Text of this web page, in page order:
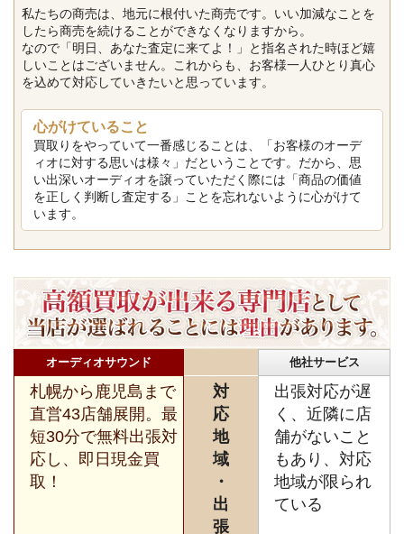
私たちの商売は、地元に根付いた商売です。いい加減なことを
したら商売を続けることができなくなりますから。
なので「明日、あなた査定に来てよ！」と指名された時ほど嬉
しいことはございません。これからも、お客様一人ひとり真心
を込めて対応していきたいと思っています。
心がけていること
買取りをやっていて一番感じることは、「お客様のオーデ
ィオに対する思いは様々」だということです。だから、思
い出深いオーディオを譲っていただく際には「商品の価値
を正しく判断し査定する」ことを忘れないように心がけて
います。
オーディオサウンド 他社サービス
札幌から鹿児島まで
直営43店舗展開。最
短30分で無料出張対
応し、即日現金買
取！
対
応
地
域
・
出
張
出張対応が遅
く、近隣に店
舗がないこと
もあり、対応
地域が限られ
ている